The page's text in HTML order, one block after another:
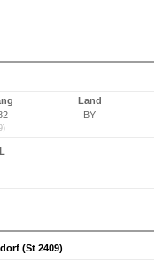
Land
BY
(St 2409)